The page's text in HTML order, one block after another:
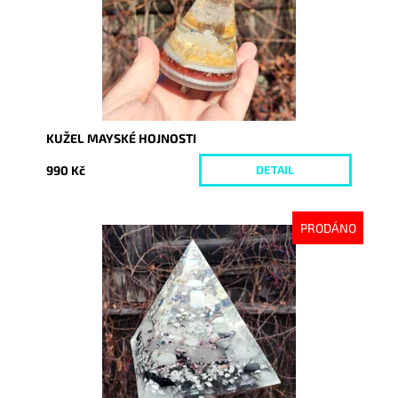
KUŽEL MAYSKÉ HOJNOSTI
990 Kč DETAIL
PRODÁNO
Dostupnost:
Vyprodáno
7789